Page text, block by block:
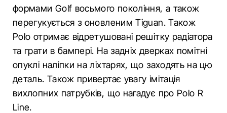
формами Golf восьмого покоління, а також
перегукується з оновленим Tiguan. Також
Polo отримає відретушовані решітку радіатора
та грати в бампері. На задніх дверках помітні
опуклі наліпки на ліхтарях, що заходять на цю
деталь. Також привертає увагу імітація
вихлопних патрубків, що нагадує про Polo R
Line.